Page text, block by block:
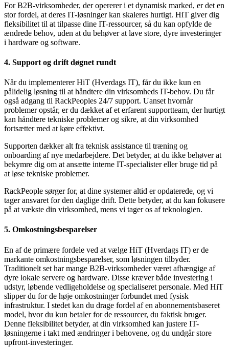
For B2B-virksomheder, der opererer i et dynamisk marked, er det en
stor fordel, at deres IT-løsninger kan skaleres hurtigt. HiT giver dig
fleksibilitet til at tilpasse dine IT-ressourcer, så du kan opfylde de
ændrede behov, uden at du behøver at lave store, dyre investeringer
i hardware og software.
4. Support og drift døgnet rundt
Når du implementerer HiT (Hverdags IT), får du ikke kun en
pålidelig løsning til at håndtere din virksomheds IT-behov. Du får
også adgang til RackPeoples 24/7 support. Uanset hvornår
problemer opstår, er du dækket af et erfarent supportteam, der hurtigt
kan håndtere tekniske problemer og sikre, at din virksomhed
fortsætter med at køre effektivt.
Supporten dækker alt fra teknisk assistance til træning og
onboarding af nye medarbejdere. Det betyder, at du ikke behøver at
bekymre dig om at ansætte interne IT-specialister eller bruge tid på
at løse tekniske problemer.
RackPeople sørger for, at dine systemer altid er opdaterede, og vi
tager ansvaret for den daglige drift. Dette betyder, at du kan fokusere
på at vækste din virksomhed, mens vi tager os af teknologien.
5. Omkostningsbesparelser
En af de primære fordele ved at vælge HiT (Hverdags IT) er de
markante omkostningsbesparelser, som løsningen tilbyder.
Traditionelt set har mange B2B-virksomheder været afhængige af
dyre lokale servere og hardware. Disse kræver både investering i
udstyr, løbende vedligeholdelse og specialiseret personale. Med HiT
slipper du for de høje omkostninger forbundet med fysisk
infrastruktur. I stedet kan du drage fordel af en abonnementsbaseret
model, hvor du kun betaler for de ressourcer, du faktisk bruger.
Denne fleksibilitet betyder, at din virksomhed kan justere IT-
løsningerne i takt med ændringer i behovene, og du undgår store
upfront-investeringer.